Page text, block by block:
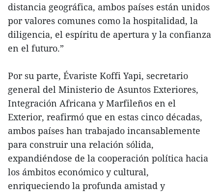
distancia geográfica, ambos países están unidos
por valores comunes como la hospitalidad, la
diligencia, el espíritu de apertura y la confianza
en el futuro.”
Por su parte, Évariste Koffi Yapi, secretario
general del Ministerio de Asuntos Exteriores,
Integración Africana y Marfileños en el
Exterior, reafirmó que en estas cinco décadas,
ambos países han trabajado incansablemente
para construir una relación sólida,
expandiéndose de la cooperación política hacia
los ámbitos económico y cultural,
enriqueciendo la profunda amistad y